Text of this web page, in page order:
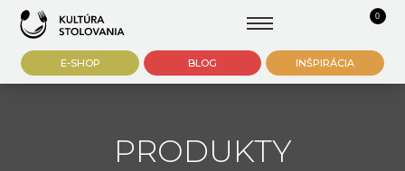
0
E-SHOP BLOG INŠPIRÁCIA
PRODUKTY